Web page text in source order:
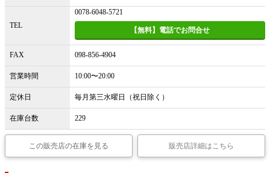
TEL
0078-6048-5721
【無料】電話でお問合せ
FAX 098-856-4904
営業時間 10:00〜20:00
定休日 毎月第三水曜日（祝日除く）
在庫台数 229
この販売店の在庫を見る 販売店詳細はこちら